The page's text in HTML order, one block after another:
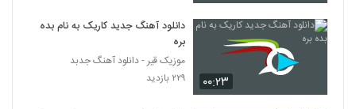
5365
۱۷۸ بازدید
5366
Havato Dareh)
۰۰:۲۳
دانلود آهنگ جدید کاریک به نام بده
بره
موزیک قیر - دانلود آهنگ جدبد
۲۲۹ بازدید